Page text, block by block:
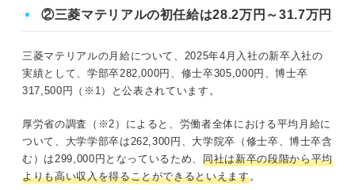
②三菱マテリアルの初任給は28.2万円～31.7万円
三菱マテリアルの月給について、2025年4月入社の新卒入社の
実績として、学部卒282,000円、修士卒305,000円、博士卒
317,500円（※1）と公表されています。
厚労省の調査（※2）によると、労働者全体における平均月給に
ついて、大学学部卒は262,300円、大学院卒（修士卒、博士卒含
む）は299,000円となっているため、 同社は新卒の段階から平均
よりも高い収入を得ることができるといえます。